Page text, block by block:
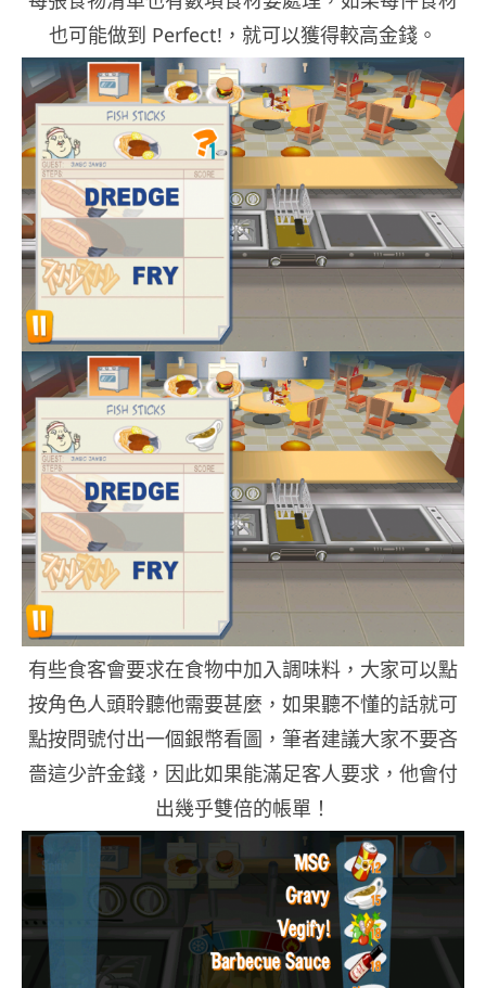
也可能做到 Perfect!，就可以獲得較高金錢。
有些食客會要求在食物中加入調味料，大家可以點
按角色人頭聆聽他需要甚麼，如果聽不懂的話就可
點按問號付出一個銀幣看圖，筆者建議大家不要吝
嗇這少許金錢，因此如果能滿足客人要求，他會付
出幾乎雙倍的帳單！